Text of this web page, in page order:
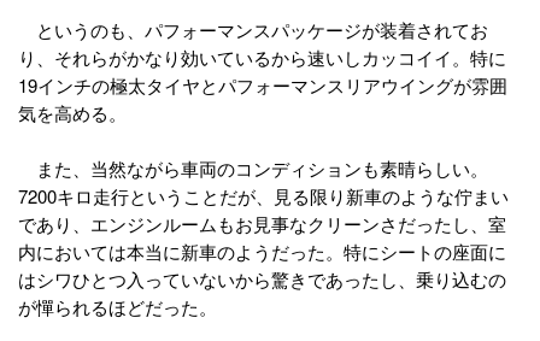
というのも、パフォーマンスパッケージが装着されてお
り、それらがかなり効いているから速いしカッコイイ。特に
19インチの極太タイヤとパフォーマンスリアウイングが雰囲
気を高める。
また、当然ながら車両のコンディションも素晴らしい。
7200キロ走行ということだが、見る限り新車のような佇まい
であり、エンジンルームもお見事なクリーンさだったし、室
内においては本当に新車のようだった。特にシートの座面に
はシワひとつ入っていないから驚きであったし、乗り込むの
が憚られるほどだった。